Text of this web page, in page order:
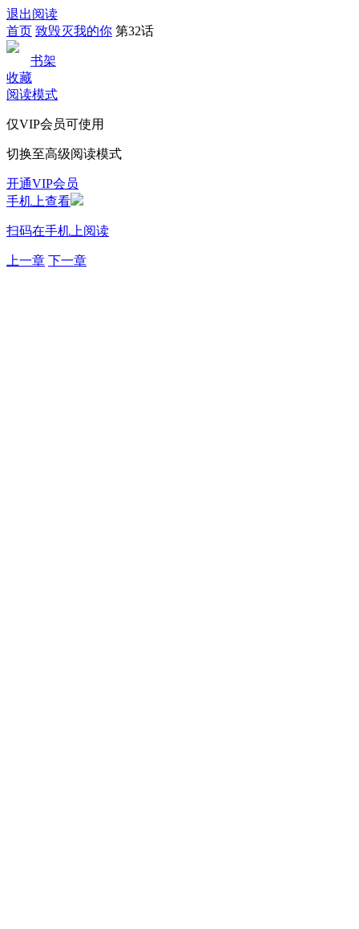
退出阅读
首页 致毁灭我的你 第32话
书架
收藏
阅读模式
仅VIP会员可使用
切换至高级阅读模式
开通VIP会员
手机上查看
扫码在手机上阅读
上一章 下一章